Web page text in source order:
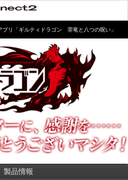
プリ「ギルティドラゴン 罪竜と八つの呪い」
製品情報